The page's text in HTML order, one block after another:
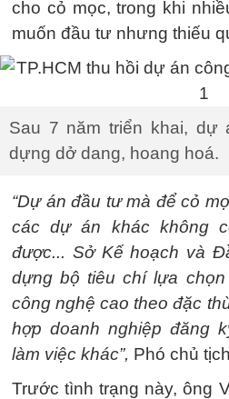
cho cỏ mọc, trong khi
muốn đầu tư nhưng thiếu
Sau 7 năm triển khai, dự
dựng dở dang, hoang hoá.
“Dự án đầu tư mà để cỏ
các dự án khác không
được... Sở Kế hoạch và
dựng bộ tiêu chí lựa
công nghệ cao theo đặc
hợp doanh nghiệp đăng
làm việc khác”, Phó chủ
Trước tình trạng này, ông